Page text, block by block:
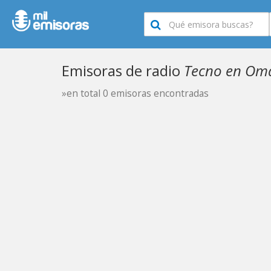
Emisoras de radio Tecno en
»en total 0 emisoras encontradas